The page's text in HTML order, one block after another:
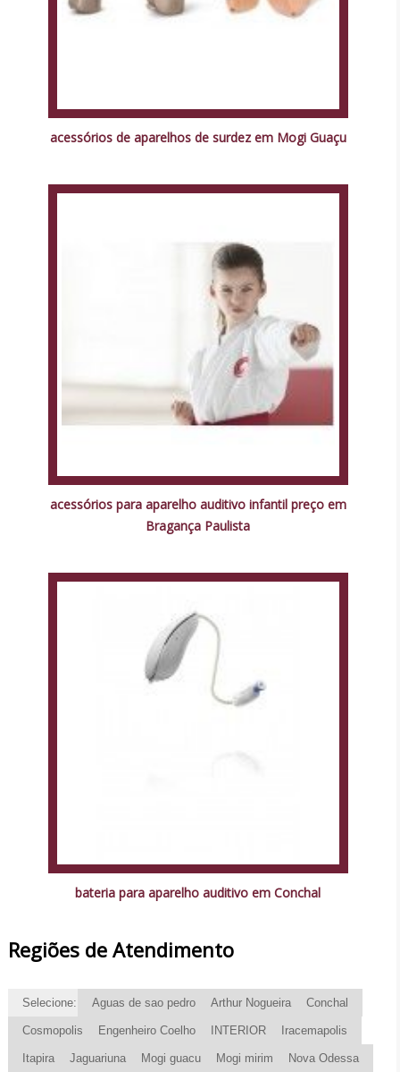
acessórios de aparelhos de surdez em Mogi Guaçu
acessórios para aparelho auditivo infantil preço em
Bragança Paulista
bateria para aparelho auditivo em Conchal
Regiões de Atendimento
Selecione: Aguas de sao pedro Arthur Nogueira Conchal
Cosmopolis Engenheiro Coelho INTERIOR Iracemapolis
Itapira Jaguariuna Mogi guacu Mogi mirim Nova Odessa